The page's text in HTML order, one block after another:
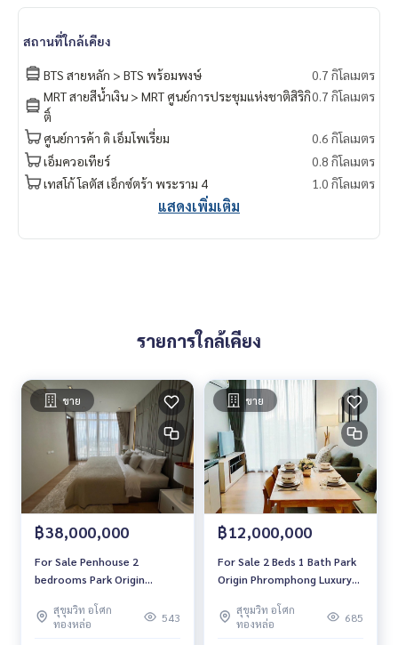
uatier #Ekkamai International School #Samitivej Hospital #
Bangkok Hospital #Thonglor #Ekkamai #Sukhumvit #BTS P
hromPhong #J Avenue Thonglor #Sukhumvit 24 #Park24 #
Park Origin Phromphong
สถานที่ใกล้เคียง
BTS สายหลัก > BTS พร้อมพงษ์
0.7 กิโลเมตร
MRT สายสีน้ำเงิน > MRT ศูนย์การประชุมแห่งชาติสิริกิ
ติ์
0.7 กิโลเมตร
ศูนย์การค้า ดิ เอ็มโพเรี่ยม
0.6 กิโลเมตร
เอ็มควอเทียร์
0.8 กิโลเมตร
เทสโก้ โลตัส เอ็กซ์ตร้า พระราม 4
1.0 กิโลเมตร
แสดงเพิ่มเติม
รายการใกล้เคียง
ขาย
฿38,000,000
For Sale Penhouse 2
bedrooms Park Origin
Near BTS Phrom Phong Fully
furnished Ready to move in
สุขุมวิท อโศก
ทองหล่อ
543
ขาย
฿12,000,000
For Sale 2 Beds 1 Bath Park
Origin Phromphong Luxury
Phromphong Fully furnished
Ready to move in
สุขุมวิท อโศก
ทองหล่อ
685